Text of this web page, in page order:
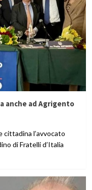
anche ad Agrigento
cittadina l’avvocato
di Fratelli d’Italia